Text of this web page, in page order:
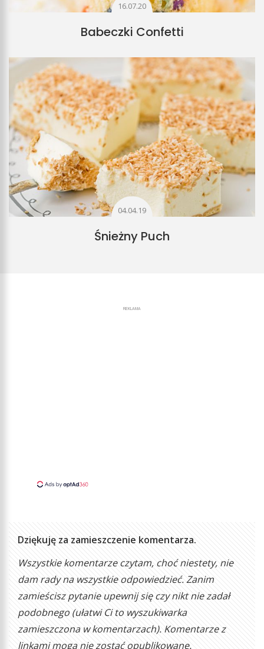
16.07.20
Babeczki Confetti
04.04.19
Śnieżny Puch
REKLAMA
Dziękuję za zamieszczenie komentarza.
Wszystkie komentarze czytam, choć niestety, nie
dam rady na wszystkie odpowiedzieć. Zanim
zamieścisz pytanie upewnij się czy nikt nie zadał
podobnego (ułatwi Ci to wyszukiwarka
zamieszczona w komentarzach). Komentarze z
linkami mogą nie zostać opublikowane.